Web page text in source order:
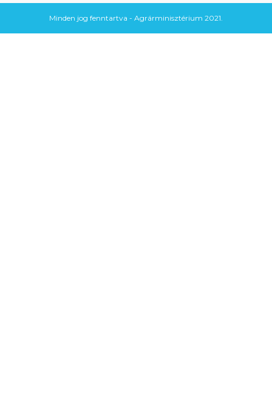
Minden jog fenntartva - Agrárminisztérium 2021.